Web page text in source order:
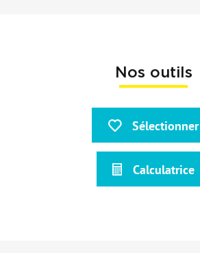
Nos outils
Sélectionner
Calculatrice